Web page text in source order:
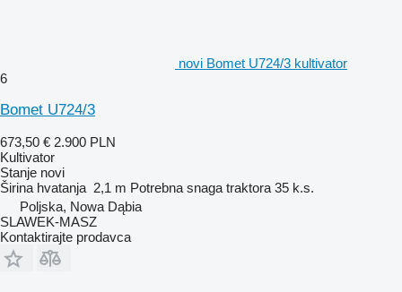
novi Bomet U724/3 kultivator
6
Bomet U724/3
673,50 € 2.900 PLN
Kultivator
Stanje novi
Širina hvatanja 2,1 m Potrebna snaga traktora 35 k.s.
Poljska, Nowa Dąbia
SLAWEK-MASZ
Kontaktirajte prodavca